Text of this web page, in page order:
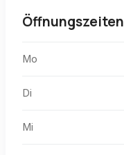
Öffnungszeiten
Mo
Di
Mi